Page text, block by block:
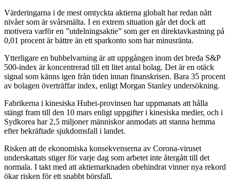
Värderingarna i de mest omtyckta aktierna globalt har redan nått
nivåer som är svårsmälta. I en extrem situation går det dock att
motivera varför en ”utdelningsaktie” som ger en direktavkastning på
0,01 procent är bättre än ett sparkonto som har minusränta.
Ytterligare en bubbelvarning är att uppgången inom det breda S&P
500-index är koncentrerad till ett litet antal bolag. Det är en otäck
signal som känns igen från tiden innan finanskrisen. Bara 35 procent
av bolagen överträffar index, enligt Morgan Stanley undersökning.
Fabrikerna i kinesiska Hubei-provinsen har uppmanats att hålla
stängt fram till den 10 mars enligt uppgifter i kinesiska medier, och i
Sydkorea har 2,5 miljoner människor anmodats att stanna hemma
efter bekräftade sjukdomsfall i landet.
Risken att de ekonomiska konsekvenserna av Corona-viruset
underskattats stiger för varje dag som arbetet inte återgått till det
normala. I takt med att aktiemarknaden obehindrat vinner nya rekord
ökar risken för ett snabbt börsfall.